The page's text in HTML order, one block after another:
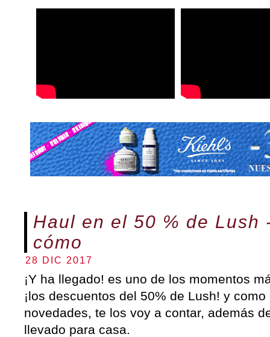
Haul en el 50 % de Lush
cómo
28 DIC 2017
¡Y ha llegado! es uno de los momentos
¡los descuentos del 50% de Lush! y
novedades, te los voy a contar, además
llevado para casa.